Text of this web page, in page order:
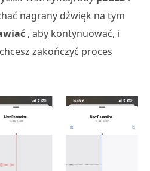
nagrany dźwięk na tym
, aby kontynuować, i
zakończyć proces